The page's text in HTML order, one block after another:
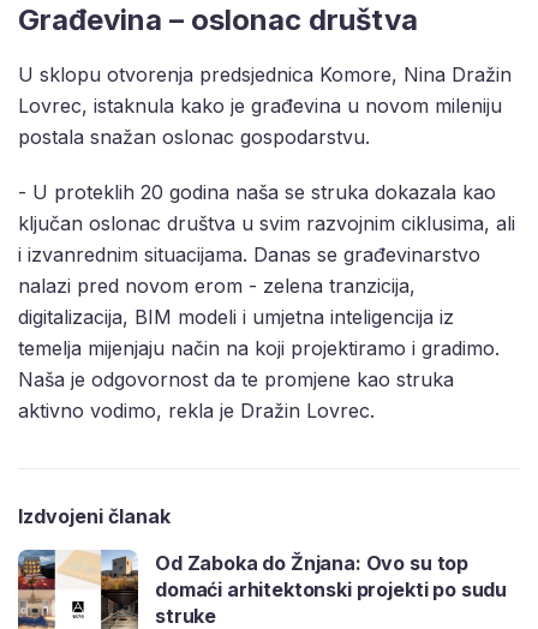
Građevina – oslonac društva
U sklopu otvorenja predsjednica Komore, Nina Dražin
Lovrec, istaknula kako je građevina u novom mileniju
postala snažan oslonac gospodarstvu.
- U proteklih 20 godina naša se struka dokazala kao
ključan oslonac društva u svim razvojnim ciklusima, ali
i izvanrednim situacijama. Danas se građevinarstvo
nalazi pred novom erom - zelena tranzicija,
digitalizacija, BIM modeli i umjetna inteligencija iz
temelja mijenjaju način na koji projektiramo i gradimo.
Naša je odgovornost da te promjene kao struka
aktivno vodimo, rekla je Dražin Lovrec.
Izdvojeni članak
Od Zaboka do Žnjana: Ovo su top
domaći arhitektonski projekti po sudu
struke